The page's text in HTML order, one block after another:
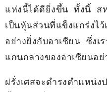
แห่งนี้ได้ดียิ่งขึ้น ทั้งนี้ ส
เป็นหุ้นส่วนที่แข็งแกร่งไ
อย่างยิ่งกับอาเซียน ซึ่งเ
แกนกลางของอาเซียนอย่
ฝรั่งเศสจะดำรงตำแหน่